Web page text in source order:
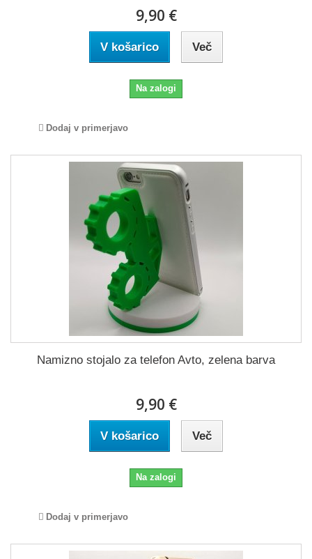
9,90 €
V košarico Več
Na zalogi
Dodaj v primerjavo
Namizno stojalo za telefon Avto, zelena barva
9,90 €
V košarico Več
Na zalogi
Dodaj v primerjavo